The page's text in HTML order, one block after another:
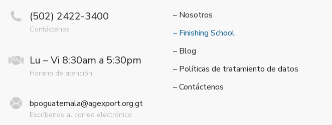
(502) 2422-3400
Contáctenos
Lu – Vi 8:30am a 5:30pm
Horario de atención
bpoguatemala@agexport.org.gt
Escríbenos al correo electrónico
– Nosotros
– Finishing School
– Blog
– Políticas de tratamiento de datos
– Contáctenos